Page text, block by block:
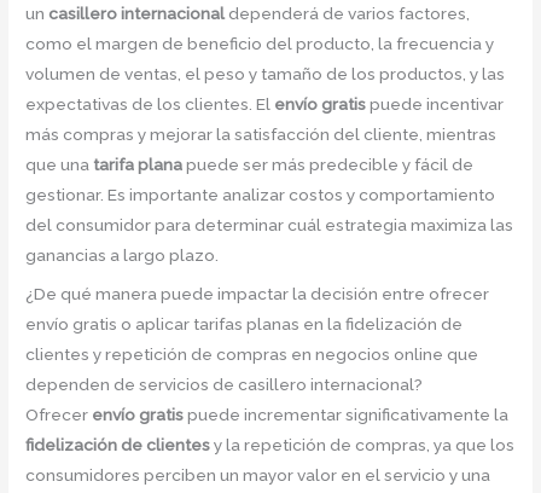
un casillero internacional dependerá de varios factores,
como el margen de beneficio del producto, la frecuencia y
volumen de ventas, el peso y tamaño de los productos, y las
expectativas de los clientes. El envío gratispuede incentivar
más compras y mejorar la satisfacción del cliente, mientras
que una tarifa planapuede ser más predecible y fácil de
gestionar. Es importante analizar costos y comportamiento
del consumidor para determinar cuál estrategia maximiza las
ganancias a largo plazo.
¿De qué manera puede impactar la decisión entre ofrecer
envío gratis o aplicar tarifas planas en la fidelización de
clientes y repetición de compras en negocios online que
dependen de servicios de casillero internacional?
Ofrecer envío gratispuede incrementar significativamente la
fidelización de clientesy la repetición de compras, ya que los
consumidores perciben un mayor valor en el servicio y una